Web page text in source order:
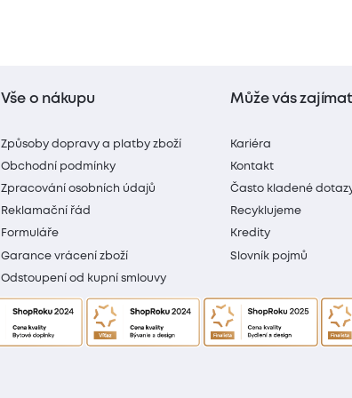
Vše o nákupu
Způsoby dopravy a platby zboží
Obchodní podmínky
Zpracování osobních údajů
Reklamační řád
Formuláře
Garance vrácení zboží
Odstoupení od kupní smlouvy
Může vás zajímat
Kariéra
Kontakt
Často kladené
Recyklujeme
Kredity
Slovník pojmů